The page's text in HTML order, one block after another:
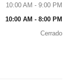
10:00 AM - 9:00 PM
10:00 AM - 8:00 PM
Cerrado